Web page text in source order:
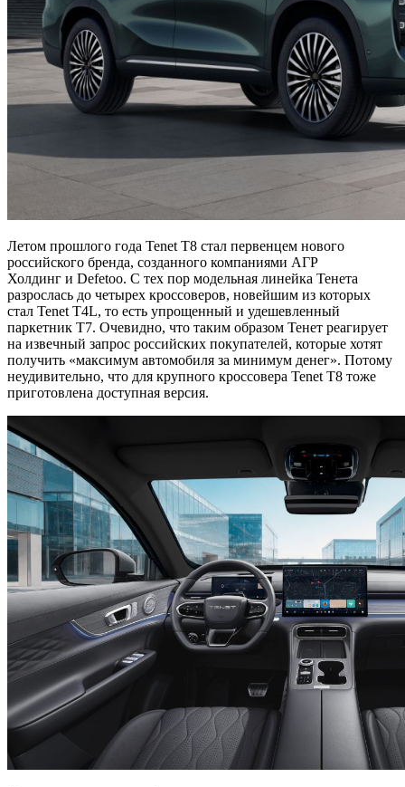
Летом прошлого года Tenet T8 стал первенцем нового
российского бренда, созданного компаниями АГР
Холдинг и Defetoo. С тех пор модельная линейка Тенета
разрослась до четырех кроссоверов, новейшим из которых
стал Tenet T4L, то есть упрощенный и удешевленный
паркетник T7. Очевидно, что таким образом Тенет реагирует
на извечный запрос российских покупателей, которые хотят
получить «максимум автомобиля за минимум денег». Потому
неудивительно, что для крупного кроссовера Tenet T8 тоже
приготовлена доступная версия.